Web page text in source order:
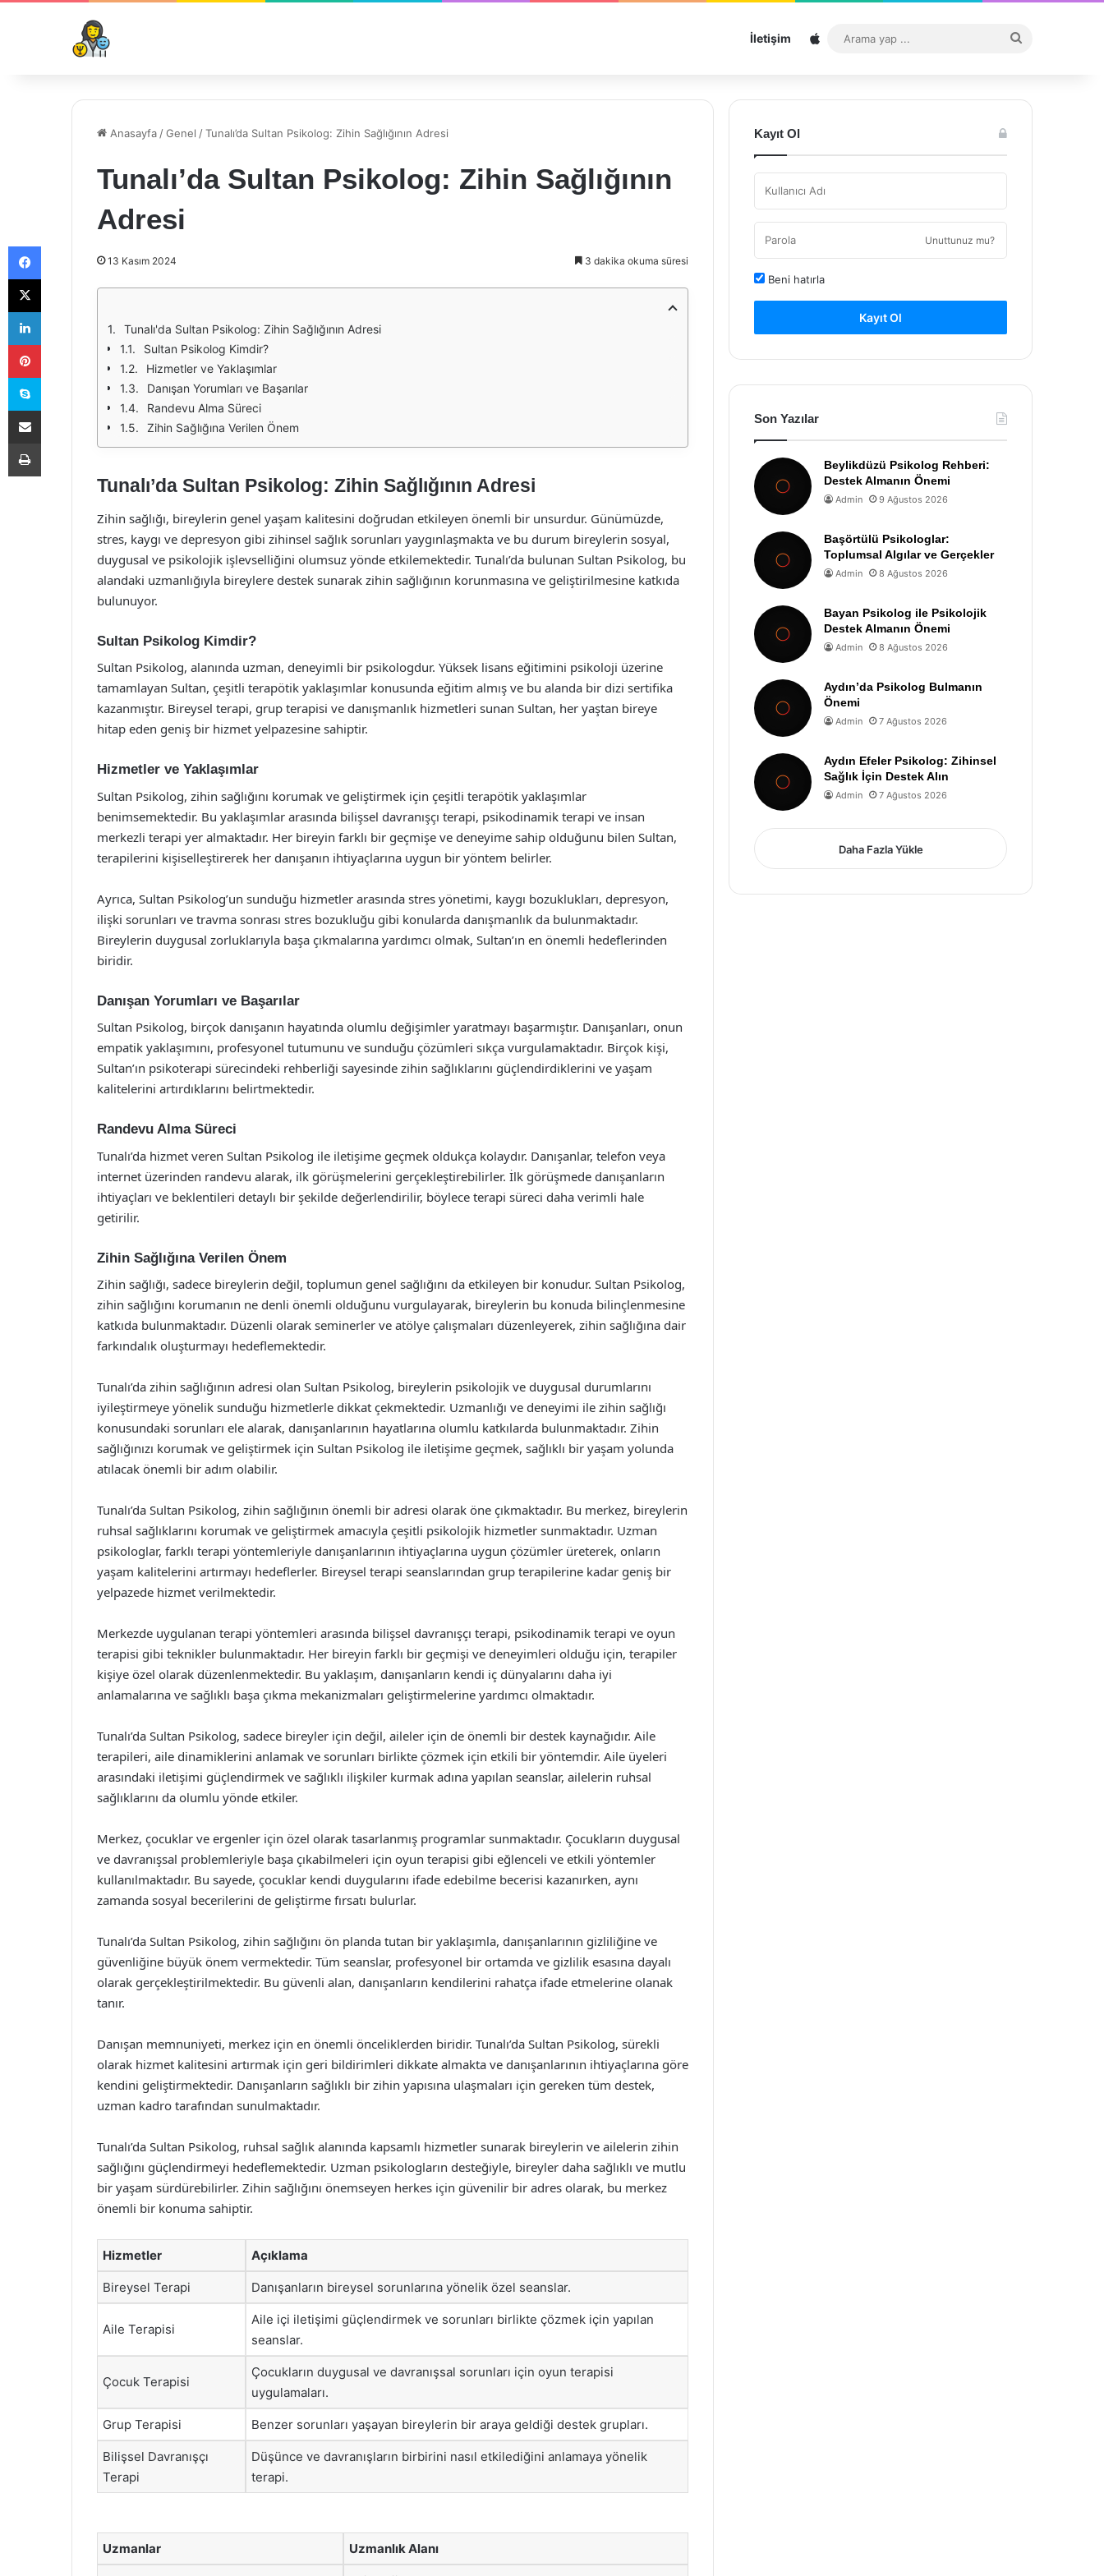
İletişim Sitemap
...
Anasayfa /Genel /Tunalı’da Sultan Psikolog: Zihin Sağlığının Adresi
Tunalı’da Sultan Psikolog: Zihin Sağlığının
Adresi
13 Kasım 2024 3 dakika okuma süresi
Tunalı'da Sultan Psikolog: Zihin Sağlığının Adresi
Sultan Psikolog Kimdir?
Hizmetler ve Yaklaşımlar
Danışan Yorumları ve Başarılar
Randevu Alma Süreci
Zihin Sağlığına Verilen Önem
Tunalı’da Sultan Psikolog: Zihin Sağlığının Adresi
Zihin sağlığı, bireylerin genel yaşam kalitesini doğrudan etkileyen önemli bir unsurdur. Günümüzde,
stres, kaygı ve depresyon gibi zihinsel sağlık sorunları yaygınlaşmakta ve bu durum bireylerin sosyal,
duygusal ve psikolojik işlevselliğini olumsuz yönde etkilemektedir. Tunalı’da bulunan Sultan Psikolog, bu
alandaki uzmanlığıyla bireylere destek sunarak zihin sağlığının korunmasına ve geliştirilmesine katkıda
bulunuyor.
Sultan Psikolog Kimdir?
Sultan Psikolog, alanında uzman, deneyimli bir psikologdur. Yüksek lisans eğitimini psikoloji üzerine
tamamlayan Sultan, çeşitli terapötik yaklaşımlar konusunda eğitim almış ve bu alanda bir dizi sertifika
kazanmıştır. Bireysel terapi, grup terapisi ve danışmanlık hizmetleri sunan Sultan, her yaştan bireye
hitap eden geniş bir hizmet yelpazesine sahiptir.
Hizmetler ve Yaklaşımlar
Sultan Psikolog, zihin sağlığını korumak ve geliştirmek için çeşitli terapötik yaklaşımlar
benimsemektedir. Bu yaklaşımlar arasında bilişsel davranışçı terapi, psikodinamik terapi ve insan
merkezli terapi yer almaktadır. Her bireyin farklı bir geçmişe ve deneyime sahip olduğunu bilen Sultan,
terapilerini kişiselleştirerek her danışanın ihtiyaçlarına uygun bir yöntem belirler.
Ayrıca, Sultan Psikolog’un sunduğu hizmetler arasında stres yönetimi, kaygı bozuklukları, depresyon,
ilişki sorunları ve travma sonrası stres bozukluğu gibi konularda danışmanlık da bulunmaktadır.
Bireylerin duygusal zorluklarıyla başa çıkmalarına yardımcı olmak, Sultan’ın en önemli hedeflerinden
biridir.
Danışan Yorumları ve Başarılar
Sultan Psikolog, birçok danışanın hayatında olumlu değişimler yaratmayı başarmıştır. Danışanları, onun
empatik yaklaşımını, profesyonel tutumunu ve sunduğu çözümleri sıkça vurgulamaktadır. Birçok kişi,
Sultan’ın psikoterapi sürecindeki rehberliği sayesinde zihin sağlıklarını güçlendirdiklerini ve yaşam
kalitelerini artırdıklarını belirtmektedir.
Randevu Alma Süreci
Tunalı’da hizmet veren Sultan Psikolog ile iletişime geçmek oldukça kolaydır. Danışanlar, telefon veya
internet üzerinden randevu alarak, ilk görüşmelerini gerçekleştirebilirler. İlk görüşmede danışanların
ihtiyaçları ve beklentileri detaylı bir şekilde değerlendirilir, böylece terapi süreci daha verimli hale
getirilir.
Zihin Sağlığına Verilen Önem
Zihin sağlığı, sadece bireylerin değil, toplumun genel sağlığını da etkileyen bir konudur. Sultan Psikolog,
zihin sağlığını korumanın ne denli önemli olduğunu vurgulayarak, bireylerin bu konuda bilinçlenmesine
katkıda bulunmaktadır. Düzenli olarak seminerler ve atölye çalışmaları düzenleyerek, zihin sağlığına dair
farkındalık oluşturmayı hedeflemektedir.
Tunalı’da zihin sağlığının adresi olan Sultan Psikolog, bireylerin psikolojik ve duygusal durumlarını
iyileştirmeye yönelik sunduğu hizmetlerle dikkat çekmektedir. Uzmanlığı ve deneyimi ile zihin sağlığı
konusundaki sorunları ele alarak, danışanlarının hayatlarına olumlu katkılarda bulunmaktadır. Zihin
sağlığınızı korumak ve geliştirmek için Sultan Psikolog ile iletişime geçmek, sağlıklı bir yaşam yolunda
atılacak önemli bir adım olabilir.
Tunalı’da Sultan Psikolog, zihin sağlığının önemli bir adresi olarak öne çıkmaktadır. Bu merkez, bireylerin
ruhsal sağlıklarını korumak ve geliştirmek amacıyla çeşitli psikolojik hizmetler sunmaktadır. Uzman
psikologlar, farklı terapi yöntemleriyle danışanlarının ihtiyaçlarına uygun çözümler üreterek, onların
yaşam kalitelerini artırmayı hedeflerler. Bireysel terapi seanslarından grup terapilerine kadar geniş bir
yelpazede hizmet verilmektedir.
Merkezde uygulanan terapi yöntemleri arasında bilişsel davranışçı terapi, psikodinamik terapi ve oyun
terapisi gibi teknikler bulunmaktadır. Her bireyin farklı bir geçmişi ve deneyimleri olduğu için, terapiler
kişiye özel olarak düzenlenmektedir. Bu yaklaşım, danışanların kendi iç dünyalarını daha iyi
anlamalarına ve sağlıklı başa çıkma mekanizmaları geliştirmelerine yardımcı olmaktadır.
Tunalı’da Sultan Psikolog, sadece bireyler için değil, aileler için de önemli bir destek kaynağıdır. Aile
terapileri, aile dinamiklerini anlamak ve sorunları birlikte çözmek için etkili bir yöntemdir. Aile üyeleri
arasındaki iletişimi güçlendirmek ve sağlıklı ilişkiler kurmak adına yapılan seanslar, ailelerin ruhsal
sağlıklarını da olumlu yönde etkiler.
Merkez, çocuklar ve ergenler için özel olarak tasarlanmış programlar sunmaktadır. Çocukların duygusal
ve davranışsal problemleriyle başa çıkabilmeleri için oyun terapisi gibi eğlenceli ve etkili yöntemler
kullanılmaktadır. Bu sayede, çocuklar kendi duygularını ifade edebilme becerisi kazanırken, aynı
zamanda sosyal becerilerini de geliştirme fırsatı bulurlar.
Tunalı’da Sultan Psikolog, zihin sağlığını ön planda tutan bir yaklaşımla, danışanlarının gizliliğine ve
güvenliğine büyük önem vermektedir. Tüm seanslar, profesyonel bir ortamda ve gizlilik esasına dayalı
olarak gerçekleştirilmektedir. Bu güvenli alan, danışanların kendilerini rahatça ifade etmelerine olanak
tanır.
Danışan memnuniyeti, merkez için en önemli önceliklerden biridir. Tunalı’da Sultan Psikolog, sürekli
olarak hizmet kalitesini artırmak için geri bildirimleri dikkate almakta ve danışanlarının ihtiyaçlarına göre
kendini geliştirmektedir. Danışanların sağlıklı bir zihin yapısına ulaşmaları için gereken tüm destek,
uzman kadro tarafından sunulmaktadır.
Tunalı’da Sultan Psikolog, ruhsal sağlık alanında kapsamlı hizmetler sunarak bireylerin ve ailelerin zihin
sağlığını güçlendirmeyi hedeflemektedir. Uzman psikologların desteğiyle, bireyler daha sağlıklı ve mutlu
bir yaşam sürdürebilirler. Zihin sağlığını önemseyen herkes için güvenilir bir adres olarak, bu merkez
önemli bir konuma sahiptir.
Hizmetler Açıklama
Bireysel Terapi Danışanların bireysel sorunlarına yönelik özel seanslar.
Aile Terapisi
Aile içi iletişimi güçlendirmek ve sorunları birlikte çözmek için yapılan
seanslar.
Çocuk Terapisi
Çocukların duygusal ve davranışsal sorunları için oyun terapisi
uygulamaları.
Grup Terapisi Benzer sorunları yaşayan bireylerin bir araya geldiği destek grupları.
Bilişsel Davranışçı
Terapi
Düşünce ve davranışların birbirini nasıl etkilediğini anlamaya yönelik
terapi.
Uzmanlar Uzmanlık Alanı
Kayıt Ol
Unuttunuz mu?
Beni hatırla
Kayıt Ol
Son Yazılar
Beylikdüzü Psikolog Rehberi:
Destek Almanın Önemi
Admin 9 Ağustos 2026
Başörtülü Psikologlar:
Toplumsal Algılar ve Gerçekler
Admin 8 Ağustos 2026
Bayan Psikolog ile Psikolojik
Destek Almanın Önemi
Admin 8 Ağustos 2026
Aydın’da Psikolog Bulmanın
Önemi
Admin 7 Ağustos 2026
Aydın Efeler Psikolog: Zihinsel
Sağlık İçin Destek Alın
Admin 7 Ağustos 2026
Daha Fazla Yükle
Facebook
X
LinkedIn
Pinterest
Skype
E-Posta ile paylaş